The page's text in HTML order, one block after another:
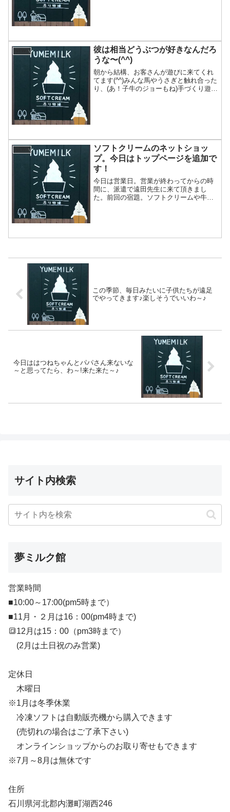
NEWS
彼は相当どうぶつが好きなんだろ
うな〜(^^)
朝から結構、お客さんが遊びに来てくれ
てます(^^)みんな馬やうさぎと触れ合った
り、(あ！子牛のジョーもね)手づくり遊具
NEWS
ソフトクリームのネットショッ
プ。今日はトップページを追加で
す！
今日は営業日。営業が終わってからの時
間に、派遣で遠田先生に来て頂きまし
た。前回の宿題。ソフトクリームや牛
この季節、毎日みたいに子供たちが遠足
でやってきます♪楽しそうでいいわ～♪
今日ははつねちゃんとパパさん来ないな
～と思ってたら、わ～!来た来た～♪
サイト内検索
夢ミルク館
営業時間
■10:00～17:00(pm5時まで）
■11月・２月は16：00(pm4時まで)
🔳12月は15：00（pm3時まで）
(2月は土日祝のみ営業)
定休日
木曜日
※1月は冬季休業
冷凍ソフトは自動販売機から購入できます
(売切れの場合はご了承下さい)
オンラインショップからのお取り寄せもできます
※7月～8月は無休です
住所
石川県河北郡内灘町湖西246